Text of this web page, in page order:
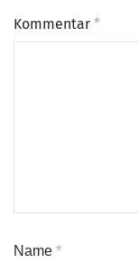
Kommentar *
Name *